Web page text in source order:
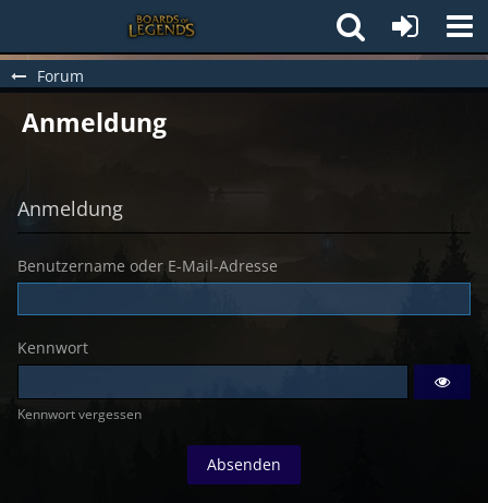
Forum
Anmeldung
Anmeldung
Benutzername oder E-Mail-Adresse
Kennwort
Kennwort vergessen